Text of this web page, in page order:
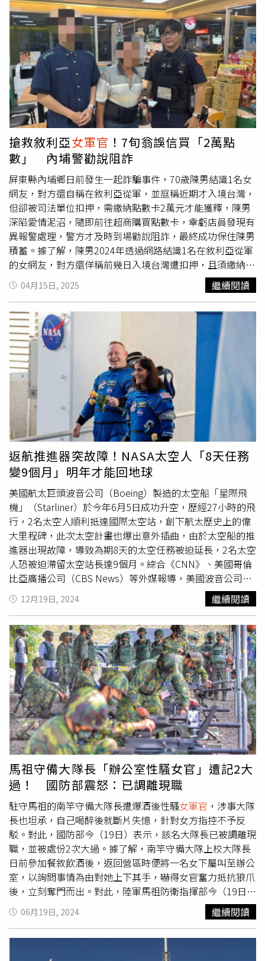
元）。女方言辭懇切地表示，這些錢放在身邊不安全，希望
能轉寄給陳男妥善保管，直到她退休回國，並承諾這些錢將
成為2人的共同財產。看著這番說辭，陳男雖然有些疑慮，
但還是答應幫忙，但當他看到「女友」發來的銀行帳號、姓
名，以及要求幫忙支付4800美元（約新台幣15.5萬元）用
於支付保險費和運費時，疑問也隨之而來。既然包裹在國
外，為什麽收款帳戶是國內的？陳男如夢初醒，立即撥通了
報案電話，「我懷疑自己遇到了詐騙！」嘉興市公安局港區
分局園區派出所反詐預警隊員迅速行動，第一時間趕到陳男
所在位置，證實這就是場騙局。「還好沒有被愛情沖昏了頭
腦，差一點我的錢就沒了！」陳男心有餘悸，果斷選擇和假
女友「分手」。
搶救敘利亞女軍官 ！7旬翁誤信買「2萬點
數」 內埔警勸說阻詐
屏東縣內埔鄉日前發生一起詐騙事件，70歲陳男結識1名女
網友，對方還自稱在敘利亞從軍，並誆稱近期才入境台灣，
但卻被司法單位扣押，需繳納點數卡2萬元才能獲釋，陳男
深陷愛情泥沼，隨即前往超商購買點數卡，幸虧店員發現有
異報警處理，警方才及時到場勸說阻詐，最終成功保住陳男
積蓄。據了解，陳男2024年透過網路結識1名在敘利亞從軍
的女網友，對方還佯稱前幾日入境台灣遭扣押，且須繳納新
臺幣2萬元的點數卡才能獲釋，陳男救人心切便立即前往全
家超商購買點數卡，並詢問店員如何購買，還1次購買2萬
元，店員這懷疑他遇上詐騙，隨即通報警方前來處理。警方
說明，內埔警分局警員林彥丞日前執行備勤時，皆獲全家超
商埔勝門市通報，店員指稱有民眾疑似遇詐，警方趕抵現場
處理後，隨即向陳男解釋這是常見的外國軍官交友詐騙手
法，詐團先透過美
女軍官照片引誘被害人上鉤，再以各種藉
口要求匯款，陳男聽完這才醒悟因而放棄購買念頭。警方表
示，詐騙伎倆層出不窮，警方將入戶宣導傳達正確的防詐觀
念，同時加強與金融機構及超商門市的溝通聯繫，避免再有
被害人不慎誤信上當，藉此保障民眾的財產安全。
04月15日, 2025 繼續閱讀
返航推進器突故障！NASA太空人「8天任務
變9個月」明年才能回地球
美國航太巨頭波音公司（Boeing）製造的太空船「星際飛
機」（Starliner）於今年6月5日成功升空，歷經27小時的飛
行，2名太空人順利抵達國際太空站，創下航太歷史上的偉
大里程碑，此次太空計畫也爆出意外插曲，由於太空船的推
進器出現故障，導致為期8天的太空任務被迫延長，2名太空
人恐被迫滯留太空站長達9個月。綜合《CNN》、美國哥倫
比亞廣播公司（CBS News）等外媒報導，美國波音公司太
空船「星際飛機」在佛羅里達州的「卡納維爾角太空軍基
地」（Cape Canaveral Space Force Station）進行試射，
並於當地時間6月5日上午10時52分順利升空，而這也是波
音公司首次的「載人飛行測試」。此次計劃由2名NASA退役
軍人執行升空任務，分別為61歲的美國海軍上尉魏勒摩爾
（Butch Wilmore）及58歲的海軍女軍官蘇妮塔威廉斯
（Sunita Williams），事實上他們都是資深太空人，具有相
當豐富的飛行經驗，而原先他們預計在外太空停留1個多禮
拜後便會返回地球，怎料卻意外受困太空站。報導指出，太
空船「星際飛機」因返航途中推進器故障，加上導航系統失
靈，導致2名太空人只能滯留太空站，如今他們已待在外太
空6個多月，NASA將於2025年3月下旬發射另一架太空船
「SpaceX Crew-10」，屆時魏勒摩爾、蘇妮塔威廉斯就可
與Crew-9任務團隊一起回到地球，換句話說2人恐被迫滯留
太空站長達9個月。
12月19日, 2024 繼續閱讀
馬祖守備大隊長「辦公室性騷女官」遭記2大
過！ 國防部震怒：已調離現職
駐守馬祖的南竿守備大隊長遭爆酒後性騷女軍官 ，涉事大隊
長也坦承，自己喝醉後就斷片失憶，針對女方指控不予反
駁。對此，國防部今（19日）表示，該名大隊長已被調離現
職，並被處份2次大過。據了解，南竿守備大隊上校大隊長
日前參加餐敘飲酒後，返回營區時便將一名女下屬叫至辦公
室，以詢問事情為由對她上下其手，嚇得女官奮力抵抗狼爪
後，立刻奪門而出。對此，陸軍馬祖防衛指揮部今（19日）
回應，針對所屬南竿守備大隊長日前於營外餐敘飲酒返營
後，於辦公室對女性同仁疑涉有不當行止，單位獲知後立即
實施行政調查，已核予大過兩次處份並調離現職，後續將召
開不適服評議會。馬防部強調，將以嚴肅態度妥慎處理後
06月19日, 2024 繼續閱讀